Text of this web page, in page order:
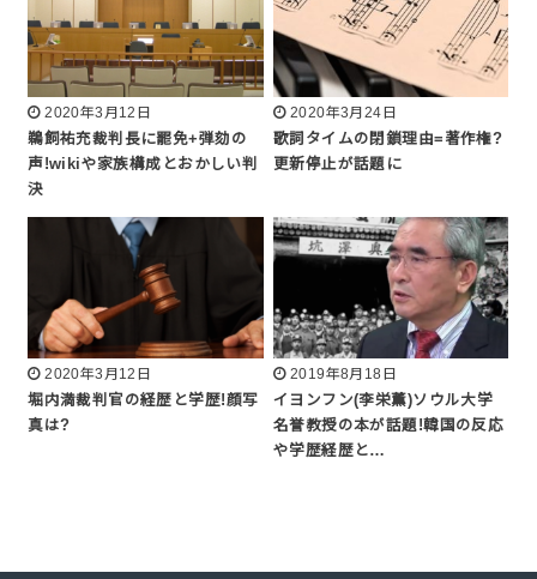
2020年3月12日
鵜飼祐充裁判長に罷免+弾劾の
声!wikiや家族構成とおかしい判
決
2020年3月24日
歌詞タイムの閉鎖理由=著作権?
更新停止が話題に
2020年3月12日
堀内満裁判官の経歴と学歴!顔写
真は?
2019年8月18日
イヨンフン(李栄薫)ソウル大学
名誉教授の本が話題!韓国の反応
や学歴経歴と…